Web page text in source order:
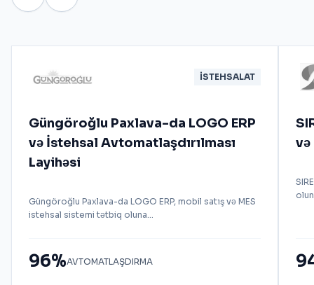
İSTEHSALAT
Güngöroğlu Paxlava-da LOGO ERP
və İstehsal Avtomatlaşdırılması
Layihəsi
Güngöroğlu Paxlava-da LOGO ERP, mobil satış və MES
istehsal sistemi tətbiq oluna...
96%AVTOMATLAŞDIRMA
və